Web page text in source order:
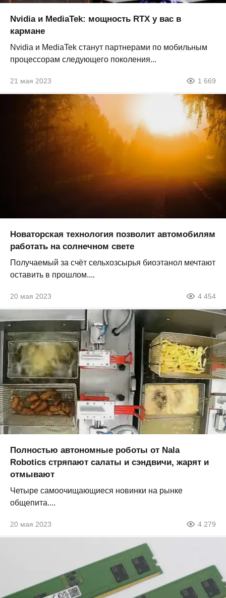
Nvidia и MediaTek: мощность RTX у вас в
кармане
Nvidia и MediaTek станут партнерами по мобильным
процессорам следующего поколения...
21 мая 2023 1 669
Новаторская технология позволит автомобилям
работать на солнечном свете
Получаемый за счёт сельхозсырья биоэтанол мечтают
оставить в прошлом....
20 мая 2023 4 454
Полностью автономные роботы от Nala
Robotics стряпают салаты и сэндвичи, жарят и
отмывают
Четыре самоочищающиеся новинки на рынке
общепита....
20 мая 2023 4 279